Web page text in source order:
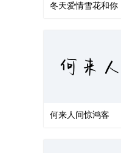
冬天爱情雪花和你
何来
何来人间惊鸿客